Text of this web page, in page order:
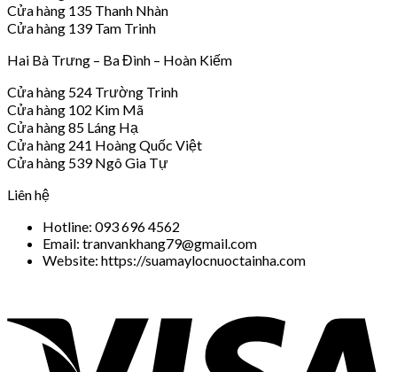
Cửa hàng 135 Thanh Nhàn
Cửa hàng 139 Tam Trinh
Hai Bà Trưng – Ba Đình – Hoàn Kiếm
Cửa hàng 524 Trường Trinh
Cửa hàng 102 Kim Mã
Cửa hàng 85 Láng Hạ
Cửa hàng 241 Hoàng Quốc Việt
Cửa hàng 539 Ngô Gia Tự
Liên hệ
Hotline: 093 696 4562
Email: tranvankhang79@gmail.com
Website: https://suamaylocnuoctainha.com